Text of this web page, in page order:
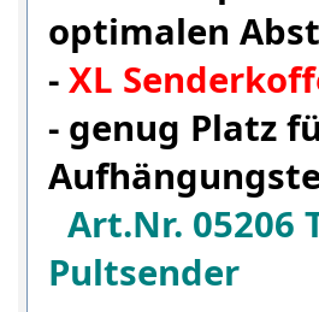
optimalen
-XL
- genug Platz
Art.Nr. 05206
Pultsender